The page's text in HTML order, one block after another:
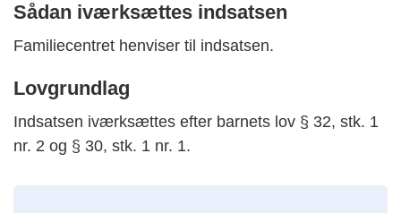
Sådan iværksættes indsatsen
Familiecentret henviser til indsatsen.
Lovgrundlag
Indsatsen iværksættes efter barnets lov § 32, stk. 1
nr. 2 og § 30, stk. 1 nr. 1.